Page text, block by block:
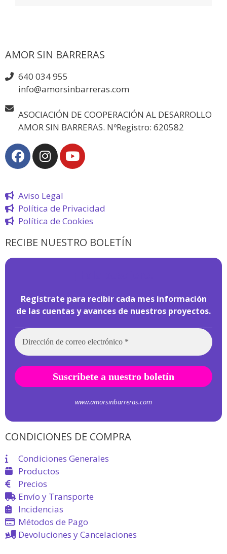
AMOR SIN BARRERAS
640 034 955
info@amorsinbarreras.com
ASOCIACIÓN DE COOPERACIÓN AL DESARROLLO
AMOR SIN BARRERAS. NºRegistro: 620582
Aviso Legal
Política de Privacidad
Política de Cookies
RECIBE NUESTRO BOLETÍN
Regístrate para recibir cada mes información
de las cuentas y avances de nuestros proyectos.
www.amorsinbarreras.com
CONDICIONES DE COMPRA
Condiciones Generales
Productos
Precios
Envío y Transporte
Incidencias
Métodos de Pago
Devoluciones y Cancelaciones